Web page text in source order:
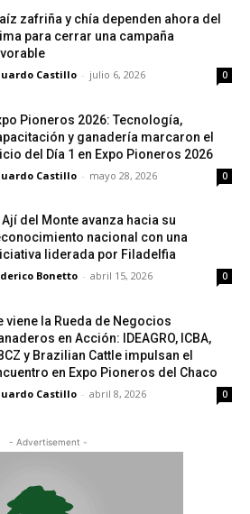
zafriña y chía dependen ahora del
para cerrar una campaña
Castillo - julio 6, 2026 0
Pioneros 2026: Tecnología,
y ganadería marcaron el
del Día 1 en Expo Pioneros 2026
Castillo - mayo 28, 2026 0
Ají del Monte avanza hacia su
nacional con una
liderada por Filadelfia
Bonetto - abril 15, 2026 0
viene la Rueda de Negocios
en Acción: IDEAGRO, ICBA,
y Brazilian Cattle impulsan el
en Expo Pioneros del Chaco
Castillo - abril 8, 2026 0
- Advertisement -